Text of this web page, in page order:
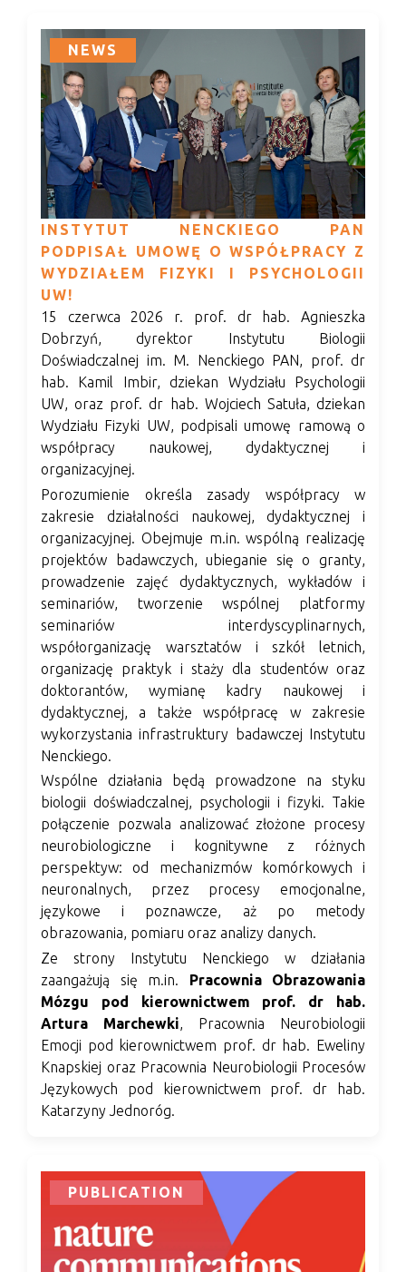
NEWS
INSTYTUT NENCKIEGO PAN
PODPISAŁ UMOWĘ O WSPÓŁPRACY Z
WYDZIAŁEM FIZYKI I PSYCHOLOGII
UW!
15 czerwca 2026 r. prof. dr hab. Agnieszka
Dobrzyń, dyrektor Instytutu Biologii
Doświadczalnej im. M. Nenckiego PAN, prof. dr
hab. Kamil Imbir, dziekan Wydziału Psychologii
UW, oraz prof. dr hab. Wojciech Satuła, dziekan
Wydziału Fizyki UW, podpisali umowę ramową o
współpracy naukowej, dydaktycznej i
organizacyjnej.
Porozumienie określa zasady współpracy w
zakresie działalności naukowej, dydaktycznej i
organizacyjnej. Obejmuje m.in. wspólną realizację
projektów badawczych, ubieganie się o granty,
prowadzenie zajęć dydaktycznych, wykładów i
seminariów, tworzenie wspólnej platformy
seminariów interdyscyplinarnych,
współorganizację warsztatów i szkół letnich,
organizację praktyk i staży dla studentów oraz
doktorantów, wymianę kadry naukowej i
dydaktycznej, a także współpracę w zakresie
wykorzystania infrastruktury badawczej Instytutu
Nenckiego.
Wspólne działania będą prowadzone na styku
biologii doświadczalnej, psychologii i fizyki. Takie
połączenie pozwala analizować złożone procesy
neurobiologiczne i kognitywne z różnych
perspektyw: od mechanizmów komórkowych i
neuronalnych, przez procesy emocjonalne,
językowe i poznawcze, aż po metody
obrazowania, pomiaru oraz analizy danych.
Ze strony Instytutu Nenckiego w działania
zaangażują się m.in. Pracownia Obrazowania
Mózgu pod kierownictwem prof. dr hab.
Artura Marchewki, Pracownia Neurobiologii
Emocji pod kierownictwem prof. dr hab. Eweliny
Knapskiej oraz Pracownia Neurobiologii Procesów
Językowych pod kierownictwem prof. dr hab.
Katarzyny Jednoróg.
PUBLICATION